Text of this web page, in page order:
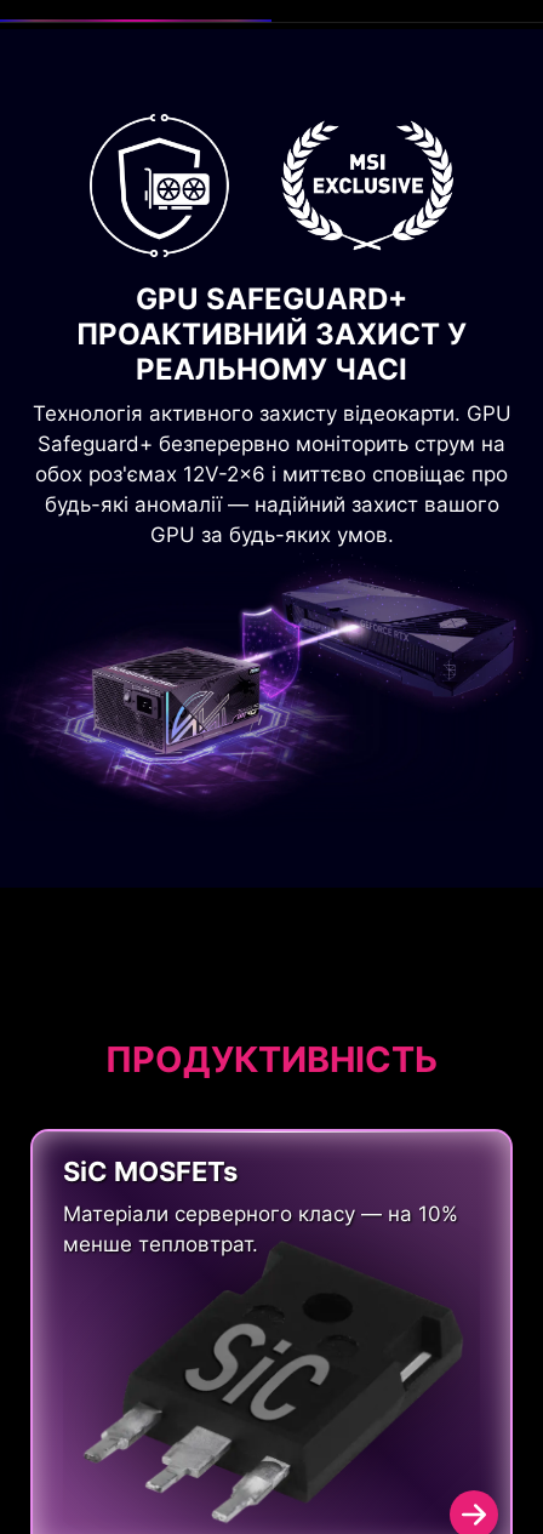
GPU SAFEGUARD+
ПРОАКТИВНИЙ ЗАХИСТ У
РЕАЛЬНОМУ ЧАСІ
Технологія активного захисту відеокарти. GPU
Safeguard+ безперервно моніторить струм на
обох роз'ємах 12V-2x6 і миттєво сповіщає про
будь-які аномалії — надійний захист вашого
GPU за будь-яких умов.
FAN SAFEGUARD
МИТТЄВЕ СПОВІЩЕННЯ.
ЗАХИСТ ВІД ПЕРЕГРІВУ.
Система миттєво визначає несправність
запобігаючи перегріву блоку живлення.
ПРОДУКТИВНІСТЬ
SiC MOSFETs
Матеріали серверного класу — на 10%
менше тепловтрат.